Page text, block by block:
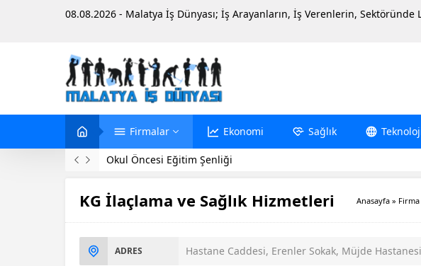
08.08.2026 - Malatya İş Dünyası; İş Arayanların, İş Verenlerin,
Firmalar Ekonomi Sağlık
Okul Öncesi Eğitim Şenliği
KG İlaçlama ve Sağlık Hizmetleri Anasayfa »
ADRES Hastane Caddesi, Erenler Sokak, Müjde